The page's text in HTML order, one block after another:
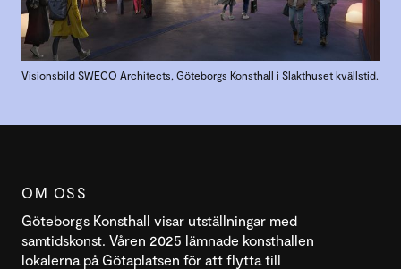
Visionsbild SWECO Architects, Göteborgs Konsthall i Slakthuset kvällstid.
OM OSS
Göteborgs Konsthall visar utställningar med
samtidskonst. Våren 2025 lämnade konsthallen
lokalerna på Götaplatsen för att flytta till